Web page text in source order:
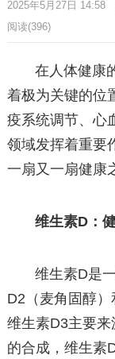
2025年5月27日 14:58
阅读(396)
在人体健康
着极为关键的位
疫系统调节、心
领域发挥着重要
一扇又一扇健康
维生素D：
维生素D是
D2（麦角固醇）
维生素D3主要
的合成，维生素